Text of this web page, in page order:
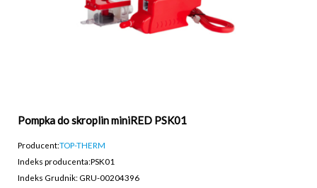
Pompka do skroplin miniRED PSK01
Producent:TOP-THERM
Indeks producenta:PSK01
Indeks Grudnik: GRU-00204396